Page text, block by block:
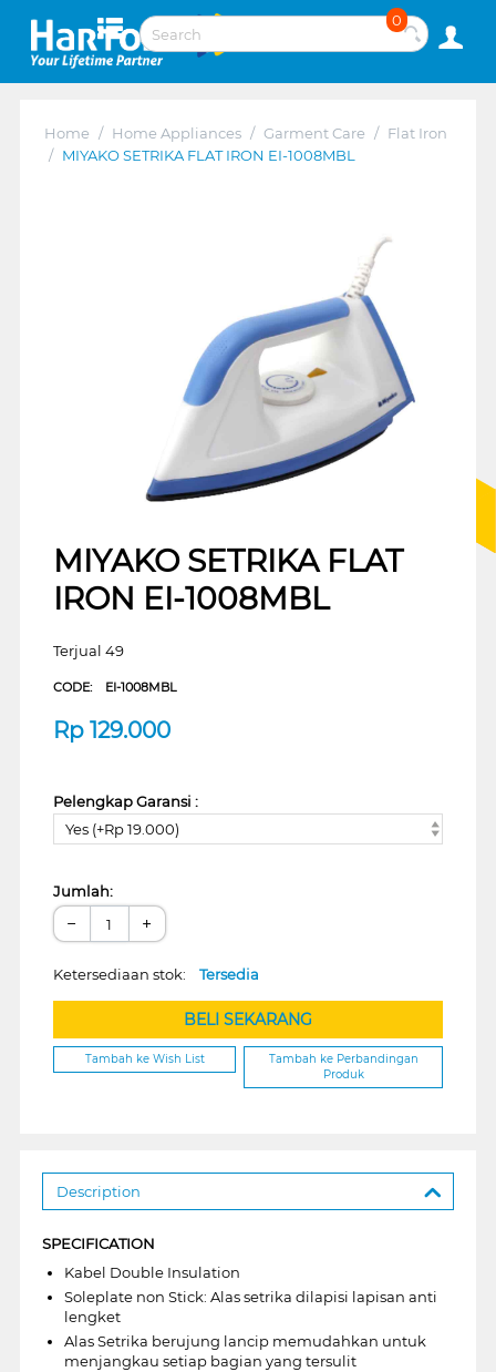
0
Home / Home Appliances / Garment Care / Flat Iron
/ MIYAKO SETRIKA FLAT IRON EI-1008MBL
MIYAKO SETRIKA FLAT
IRON EI-1008MBL
Terjual 49
CODE: EI-1008MBL
Rp 129.000
Pelengkap Garansi :
Yes (+Rp 19.000)
Jumlah:
− +
Ketersediaan stok: Tersedia
BELI SEKARANG
Tambah ke Wish List
Tambah ke Perbandingan
Produk
Description
SPECIFICATION
Kabel Double Insulation
Soleplate non Stick: Alas setrika dilapisi lapisan anti
lengket
Alas Setrika berujung lancip memudahkan untuk
menjangkau setiap bagian yang tersulit